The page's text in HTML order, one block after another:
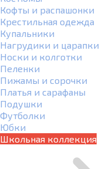
Кофты и распашонки
Крестильная одежда
Купальники
Нагрудики и царапки
Носки и колготки
Пеленки
Пижамы и сорочки
Платья и сарафаны
Подушки
Футболки
Юбки
Школьная коллекция